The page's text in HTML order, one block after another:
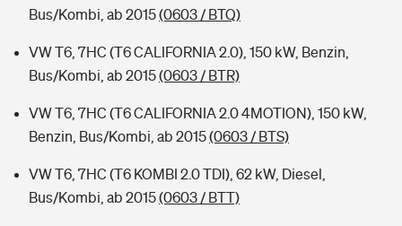
Bus/Kombi, ab 2015(0603 / BTQ)
VW T6, 7HC (T6 CALIFORNIA 2.0), 150 kW, Benzin,
Bus/Kombi, ab 2015(0603 / BTR)
VW T6, 7HC (T6 CALIFORNIA 2.0 4MOTION), 150 kW,
Benzin, Bus/Kombi, ab 2015(0603 / BTS)
VW T6, 7HC (T6 KOMBI 2.0 TDI), 62 kW, Diesel,
Bus/Kombi, ab 2015(0603 / BTT)